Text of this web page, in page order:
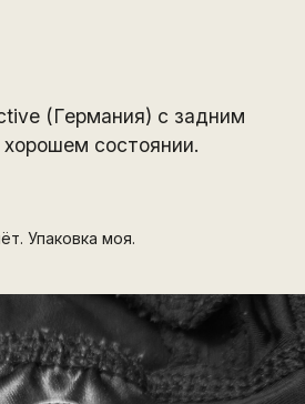
(Германия) с задним
состоянии.
Упаковка моя.